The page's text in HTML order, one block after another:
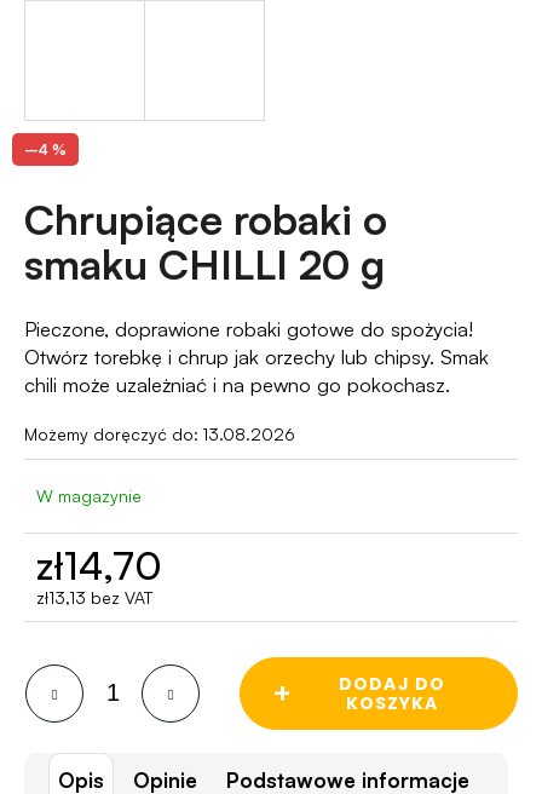
–4 %
Chrupiące robaki o
smaku CHILLI 20 g
Pieczone, doprawione robaki gotowe do spożycia!
Otwórz torebkę i chrup jak orzechy lub chipsy. Smak
chili może uzależniać i na pewno go pokochasz.
Możemy doręczyć do: 13.08.2026
W magazynie
zł14,70
zł13,13 bez VAT
Cena
+
DODAJ DO
KOSZYKA
Opis Opinie Podstawowe informacje
P
l
e
c
a
m
y